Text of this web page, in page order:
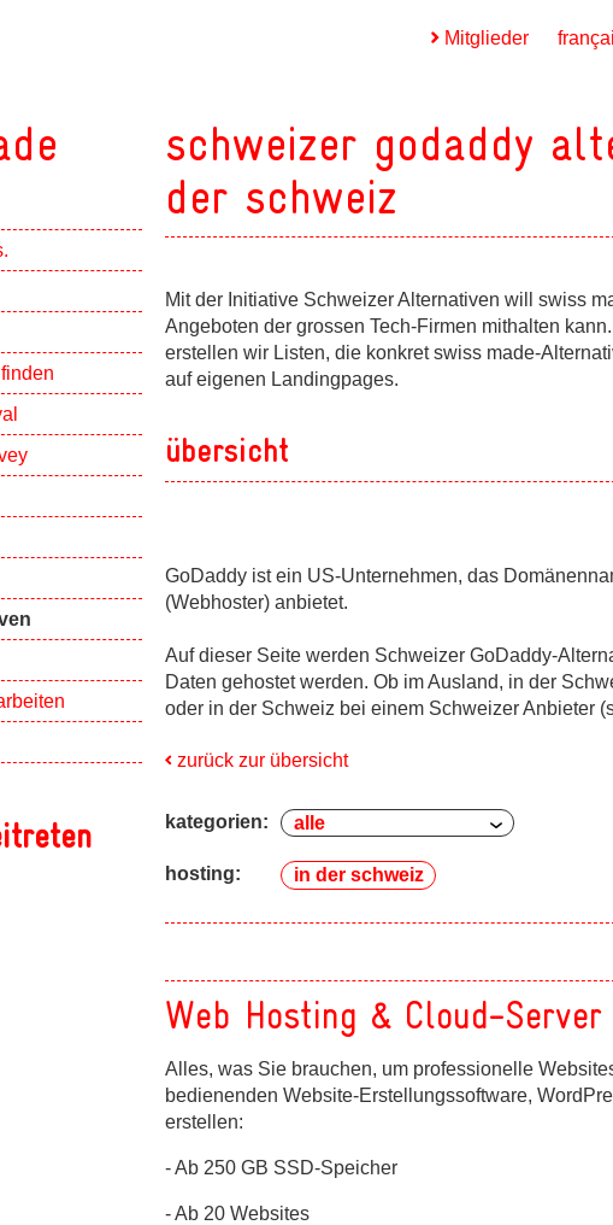
Show subpages
Show subpages
Show subpages
Show subpages
Show subpages
Mitglieder
schweizer godaddy
der schweiz
Mit der Initiative Schweizer Alternativen will swiss
Angeboten der grossen Tech-Firmen mithalten
erstellen wir Listen, die konkret swiss made-
auf eigenen Landingpages.
übersicht
GoDaddy ist ein US-Unternehmen, das
(Webhoster) anbietet.
Auf dieser Seite werden Schweizer GoDaddy-
Daten gehostet werden. Ob im Ausland, in der
oder in der Schweiz bei einem Schweizer Anbieter
zurück zur übersicht
kategorien:
hosting: in der schweiz
Web Hosting & Cloud-Server
Alles, was Sie brauchen, um professionelle
bedienenden Website-Erstellungssoftware,
erstellen:
- Ab 250 GB SSD-Speicher
- Ab 20 Websites